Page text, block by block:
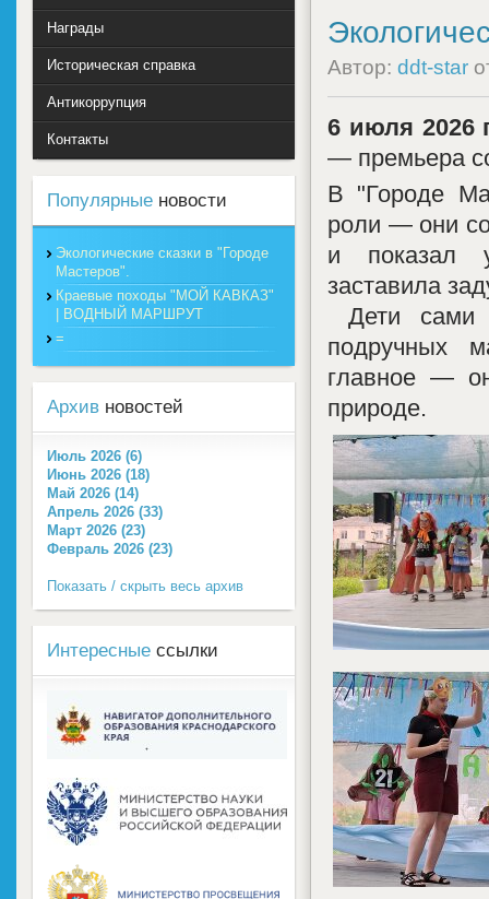
Автор: ddt-star
6 июля 2026
— премьера
В "Городе
роли — они
и показал
заставила
Дети сами
подручных
главное —
природе.
Награды
Историческая справка
Антикоррупция
Контакты
Популярные новости
Экологические сказки в "Городе
Мастеров".
Краевые походы "МОЙ КАВКАЗ"
| ВОДНЫЙ МАРШРУТ
=
Архив новостей
Июль 2026 (6)
Июнь 2026 (18)
Май 2026 (14)
Апрель 2026 (33)
Март 2026 (23)
Февраль 2026 (23)
Показать / скрыть весь архив
Интересные ссылки